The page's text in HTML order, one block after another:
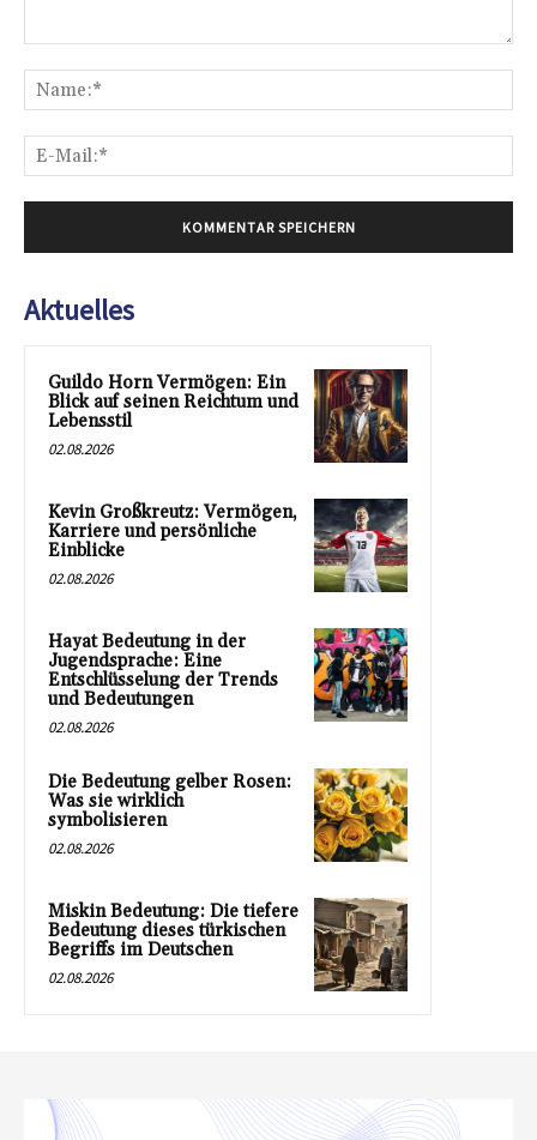
Aktuelles
Guildo Horn Vermögen: Ein
Blick auf seinen Reichtum und
Lebensstil
02.08.2026
Kevin Großkreutz: Vermögen,
Karriere und persönliche
Einblicke
02.08.2026
Hayat Bedeutung in der
Jugendsprache: Eine
Entschlüsselung der Trends
und Bedeutungen
02.08.2026
Die Bedeutung gelber Rosen:
Was sie wirklich
symbolisieren
02.08.2026
Miskin Bedeutung: Die tiefere
Bedeutung dieses türkischen
Begriffs im Deutschen
02.08.2026